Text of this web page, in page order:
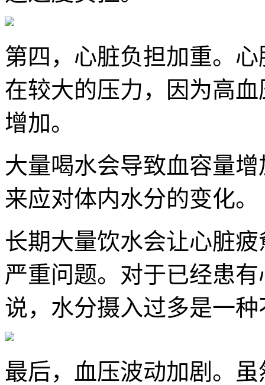
第四，心脏负担加重。
在较大的压力，因为高
增加。
大量喝水会导致血容量
来应对体内水分的变化。
长期大量饮水会让心脏
严重问题。对于已经患
说，水分摄入过多是一
最后，血压波动加剧。